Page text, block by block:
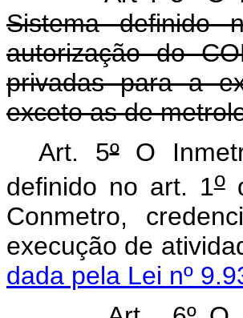
Sistema definido
autorização do
privadas para a
exceto as de
Art. 5ºO
definido no art. 1o
Conmetro,
execução de
dada pela Lei nº